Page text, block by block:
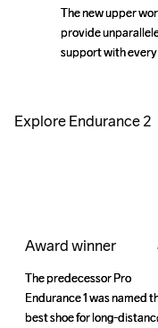
The new upper
provide
support with
The new upper
provide
support with
Explore Endurance 2
Award winner
The predecessor Pro
Endurance 1 was named
best shoe for long-
The predecessor Pro
Endurance 1 was named
best shoe for long-